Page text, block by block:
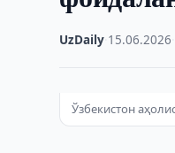
UzDaily 15.06.2026
Ўзбекистон